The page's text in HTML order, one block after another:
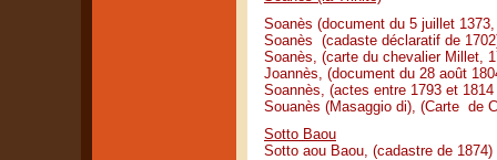
Soanès (document du 5 juillet
Soanès (cadaste déclaratif de
Soanès, (carte du chevalier Millet,
Joannès, (document du 28 août
Soannès, (actes entre 1793 et
Souanès (Masaggio di), (Carte de
Sotto Baou
Sotto aou Baou, (cadastre de 1874)